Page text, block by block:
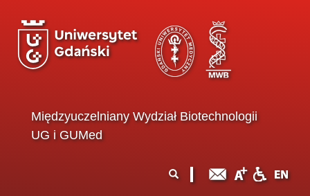
Międzyuczelniany Wydział Biotechnologii
UG i GUMed